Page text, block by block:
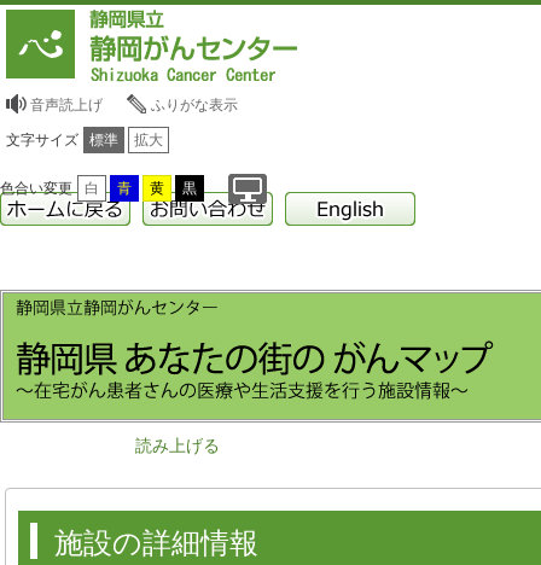
音声読上げ ふりがな表示
文字サイズ 標準 拡大
色合い変更 白 青 黄 黒
読み上げる
施設の詳細情報